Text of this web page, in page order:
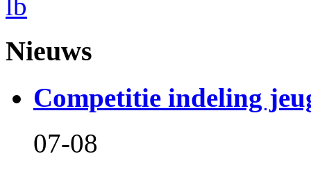
Nieuws
Competitie indeling
07-08